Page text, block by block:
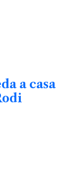
a casa